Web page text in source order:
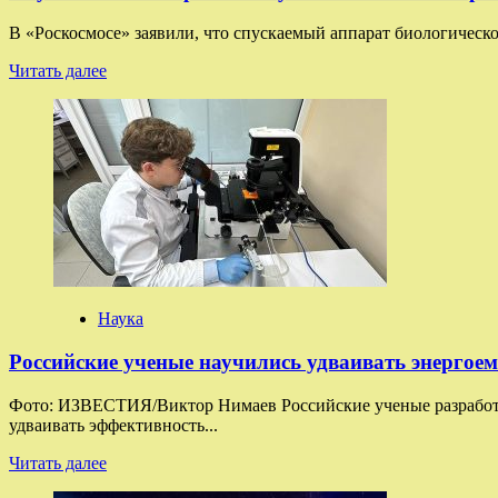
В «Роскосмосе» заявили, что спускаемый аппарат
Читать далееПрочитать
Спускаемый
аппарат
биоспутника
«Бион-
приземлился
в
Оренбургской
области
Наука
Российские ученые научились удваивать
Фото: ИЗВЕСТИЯ/Виктор Нимаев Российские ученые
удваивать эффективность...
Читать далееПрочитать